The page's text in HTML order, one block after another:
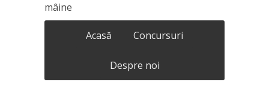
mâine
Acasă Concursuri
Despre noi